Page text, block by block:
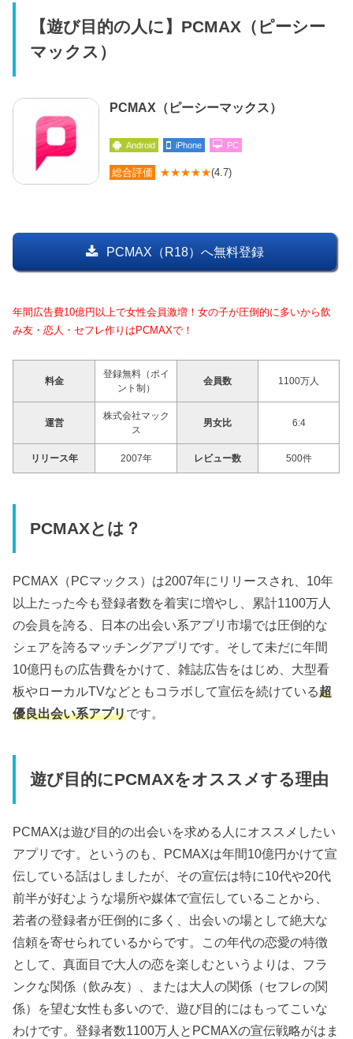
【遊び目的の人に】PCMAX（ピーシー
マックス）
PCMAX（ピーシーマックス）
Android iPhone PC
総合評価 ★★★★★(4.7)
PCMAX（R18）へ無料登録
年間広告費10億円以上で女性会員激増！女の子が圧倒的に多いから飲
み友・恋人・セフレ作りはPCMAXで！
料金
登録無料（ポイ
ント制）
会員数 1100万人
運営
株式会社マック
ス
男女比 6:4
リリース年 2007年 レビュー数 500件
PCMAXとは？
PCMAX（PCマックス）は2007年にリリースされ、10年
以上たった今も登録者数を着実に増やし、累計1100万人
の会員を誇る、日本の出会い系アプリ市場では圧倒的な
シェアを誇るマッチングアプリです。そして未だに年間
10億円もの広告費をかけて、雑誌広告をはじめ、大型看
板やローカルTVなどともコラボして宣伝を続けている超
優良出会い系アプリです。
遊び目的にPCMAXをオススメする理由
PCMAXは遊び目的の出会いを求める人にオススメしたい
アプリです。というのも、PCMAXは年間10億円かけて宣
伝している話はしましたが、その宣伝は特に10代や20代
前半が好むような場所や媒体で宣伝していることから、
若者の登録者が圧倒的に多く、出会いの場として絶大な
信頼を寄せられているからです。この年代の恋愛の特徴
として、真面目で大人の恋を楽しむというよりは、フラ
ンクな関係（飲み友）、または大人の関係（セフレの関
係）を望む女性も多いので、遊び目的にはもってこいな
わけです。登録者数1100万人とPCMAXの宣伝戦略がはま